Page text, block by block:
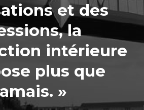
et des
la
intérieure
plus que
»